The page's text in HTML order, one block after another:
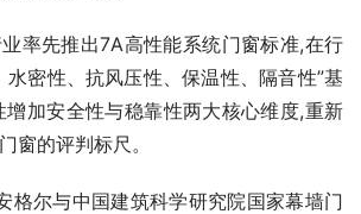
率先推出7A高性能系统门窗标准,在行
水密性、抗风压性、保温性、隔音性”基
增加安全性与稳靠性两大核心维度,重新
窗的评判标尺。
格尔与中国建筑科学研究院国家幕墙门